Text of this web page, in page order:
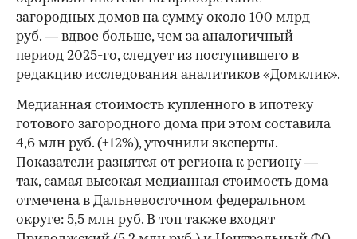
загородных домов на сумму около 100 млрд
руб. — вдвое больше, чем за аналогичный
период 2025-го, следует из поступившего в
редакцию исследования аналитиков «Домклик».
Медианная стоимость купленного в ипотеку
готового загородного дома при этом составила
4,6 млн руб. (+12%), уточнили эксперты.
Показатели разнятся от региона к региону —
так, самая высокая медианная стоимость дома
отмечена в Дальневосточном федеральном
округе: 5,5 млн руб. В топ также входят